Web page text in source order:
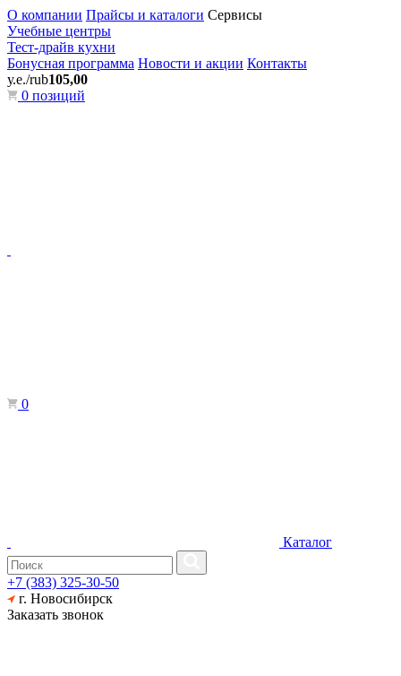
О компании Прайсы и каталоги Сервисы
Учебные центры
Тест-драйв кухни
Бонусная программа Новости и акции Контакты
у.е./rub105,00
0 позиций
0
Каталог
+7 (383) 325-30-50
г. Новосибирск
Заказать звонок